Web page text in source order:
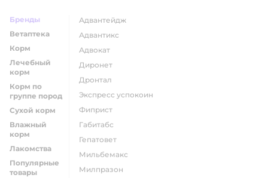
Бренды
Ветаптека
Корм
Лечебный
корм
Корм по
группе пород
Сухой корм
Влажный
корм
Лакомства
Популярные
товары
адвантейдж
адвантикс
адвокат
диронет
дронтал
экспресс успокоин
фиприст
габитабс
гепатовет
мильбемакс
милпразон